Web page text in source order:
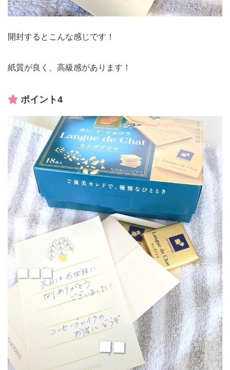
開封するとこんな感じです！
紙質が良く、高級感があります！
ポイント4